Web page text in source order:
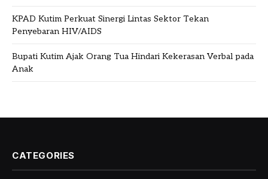
KPAD Kutim Perkuat Sinergi Lintas Sektor Tekan
Penyebaran HIV/AIDS
Bupati Kutim Ajak Orang Tua Hindari Kekerasan Verbal pada
Anak
CATEGORIES